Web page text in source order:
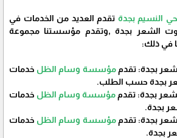
النسيم بجدة تقدم العديد من الخدمات في
الشعر بجدة ,وتقدم مؤسستنا مجموعة
في ذلك:
مؤسسة وسام الظل خدمات
بجدة حسب الطلب.
مؤسسة وسام الظل خدمات
بجدة.
مؤسسة وسام الظل خدمات
بجدة.